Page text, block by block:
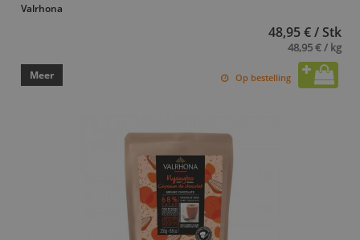
Valrhona
48,95 € / Stk
48,95 € / kg
Meer Op bestelling